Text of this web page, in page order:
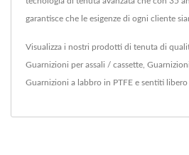
garantisce che le esigenze di ogni cliente
Visualizza i nostri prodotti di tenuta di
Guarnizioni per assali / cassette
Guarnizioni a labbro in PTFE e sentiti libero